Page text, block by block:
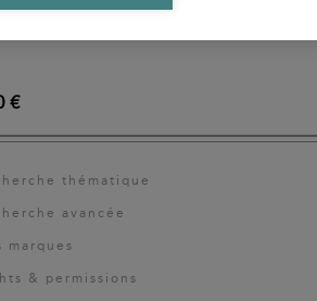
€
thématique
avancée
marques
& permissions